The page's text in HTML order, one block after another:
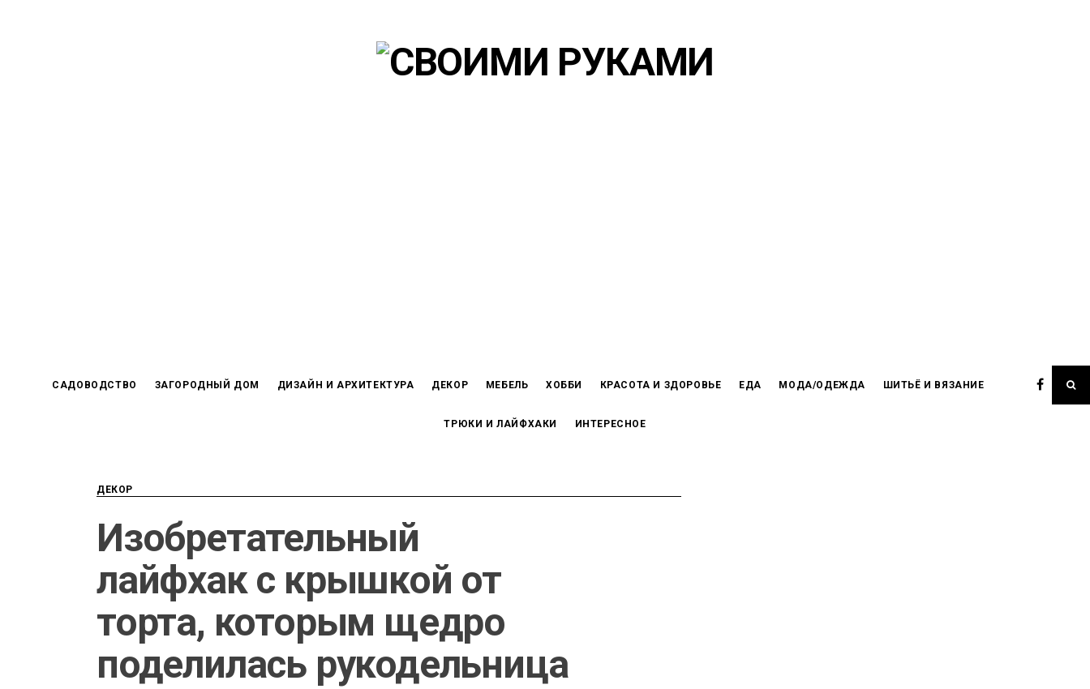
САДОВОДСТВО ЗАГОРОДНЫЙ ДОМ ДИЗАЙН И АРХИТЕКТУРА ДЕКОР МЕБЕЛЬ ХОББИ КРАСОТА И ЗДОРОВЬЕ ЕДА МОДА/ОДЕЖДА ШИТЬЁ И ВЯЗАНИЕ
ТРЮКИ И ЛАЙФХАКИ ИНТЕРЕСНОЕ
ДЕКОР
Изобретательный
лайфхак с крышкой от
торта, которым щедро
поделилась рукодельница